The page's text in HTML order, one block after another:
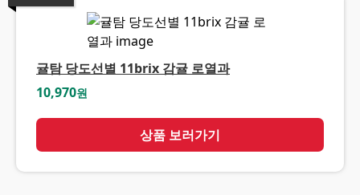
귤탐 당도선별 11brix 감귤 로열과
10,970원
상품 보러가기